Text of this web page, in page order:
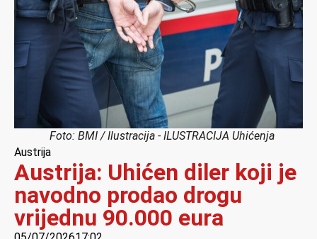
Foto: BMI / Ilustracija - ILUSTRACIJA Uhićenja
Austrija
Austrija: Uhićen diler koji je
navodno prodao drogu
vrijednu 90.000 eura